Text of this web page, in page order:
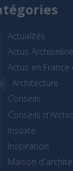
Actualités
Actus Archionline
Actus en
Architecture
Conseils
Conseils
Insolite
Inspiration
Maison